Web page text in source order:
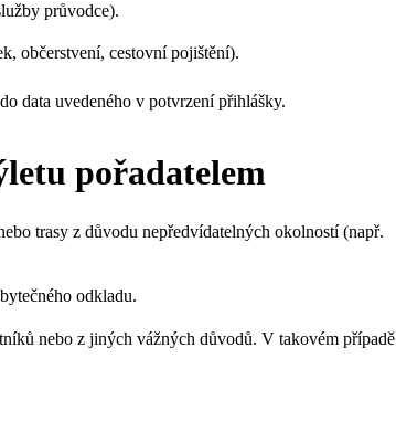
průvodce).
občerstvení, cestovní pojištění).
data uvedeného v potvrzení přihlášky.
pořadatelem
trasy z důvodu nepředvídatelných okolností (např.
odkladu.
nebo z jiných vážných důvodů. V takovém případě